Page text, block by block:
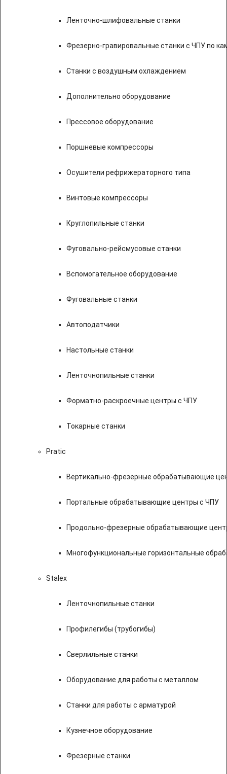
Ленточно-шлифовальные станки
Фрезерно-гравировальные станки с ЧПУ по
Станки с воздушным охлаждением
Дополнительно оборудование
Прессовое оборудование
Поршневые компрессоры
Осушители рефрижераторного типа
Винтовые компрессоры
Круглопильные станки
Фуговально-рейсмусовые станки
Вспомогательное оборудование
Фуговальные станки
Автоподатчики
Настольные станки
Ленточнопильные станки
Форматно-раскроечные центры с ЧПУ
Токарные станки
Pratic
Вертикально-фрезерные обрабатывающие
Портальные обрабатывающие центры с ЧПУ
Продольно-фрезерные обрабатывающие
Многофункциональные горизонтальные
Stalex
Ленточнопильные станки
Профилегибы (трубогибы)
Сверлильные станки
Оборудование для работы с металлом
Станки для работы с арматурой
Кузнечное оборудование
Фрезерные станки